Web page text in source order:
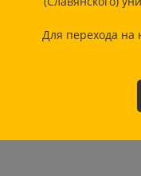
Для перехода на